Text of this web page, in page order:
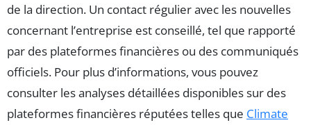
de la direction. Un contact régulier avec les nouvelles
concernant l’entreprise est conseillé, tel que rapporté
par des plateformes financières ou des communiqués
officiels. Pour plus d’informations, vous pouvez
consulter les analyses détaillées disponibles sur des
plateformes financières réputées telles que Climate